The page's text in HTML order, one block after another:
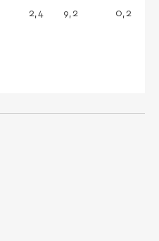
2,4 9,2 0,2